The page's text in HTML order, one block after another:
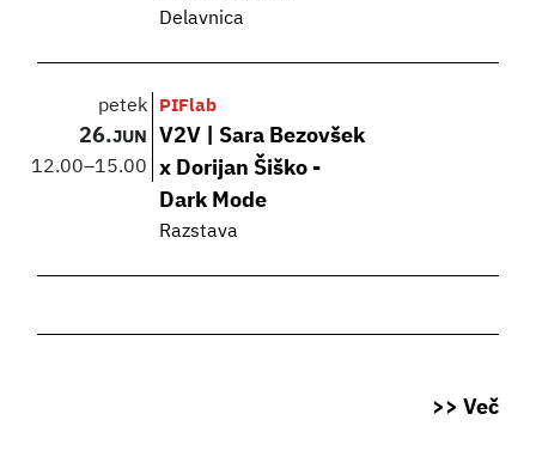
Delavnica
petek
26.JUN
12.00–15.00
PIFlab
V2V | Sara Bezovšek
x Dorijan Šiško -
Dark Mode
Razstava
>> Več